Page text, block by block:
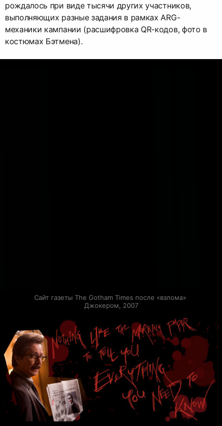
рождалось при виде тысячи других участников,
выполняющих разные задания в рамках ARG-
механики кампании (расшифровка QR-кодов, фото в
костюмах Бэтмена).
Сайт газеты The Gotham Times после «взлома»
Джокером, 2007